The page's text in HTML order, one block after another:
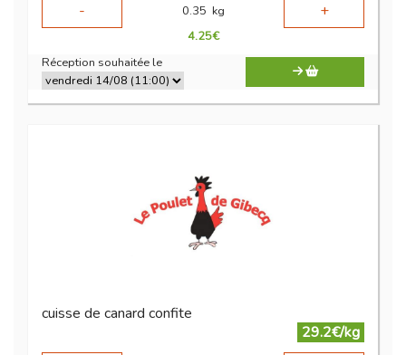
-
0.35 kg +
4.25€
Réception souhaitée le
cuisse de canard confite
29.2€/kg